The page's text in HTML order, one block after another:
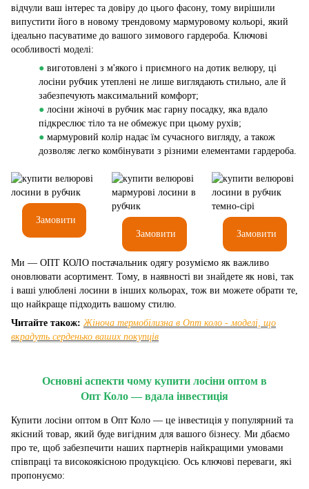
відчули ваш інтерес та довіру до цього фасону, тому вирішили
випустити його в новому трендовому мармуровому кольорі, який
ідеально пасуватиме до вашого зимового гардероба. Ключові
особливості моделі:
● виготовлені з м'якого і приємного на дотик велюру, ці
лосіни рубчик утеплені не лише виглядають стильно, але й
забезпечують максимальний комфорт;
● лосіни жіночі в рубчик має гарну посадку, яка вдало
підкреслює тіло та не обмежує при цьому рухів;
● мармуровий колір надає їм сучасного вигляду, а також
дозволяє легко комбінувати з різними елементами гардероба.
Замовити
Замовити
Замовити
Ми — ОПТ КОЛО постачальник одягу розуміємо як важливо
оновлювати асортимент. Тому, в наявності ви знайдете як нові, так
і ваші улюблені лосини в інших кольорах, тож ви можете обрати те,
що найкраще підходить вашому стилю.
Читайте також: Жіноча термобілизна в Опт коло - моделі, що
вкрадуть серденько ваших покупців
Основні аспекти чому купити лосіни оптом в
Опт Коло — вдала інвестиція
Купити лосіни оптом в Опт Коло — це інвестиція у популярний та
якісний товар, який буде вигідним для вашого бізнесу. Ми дбаємо
про те, щоб забезпечити наших партнерів найкращими умовами
співпраці та високоякісною продукцією. Ось ключові переваги, які
пропонуємо: